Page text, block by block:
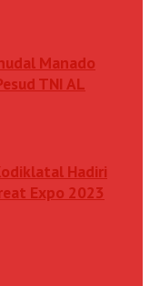
Manado
TNI AL
Hadiri
Expo 2023